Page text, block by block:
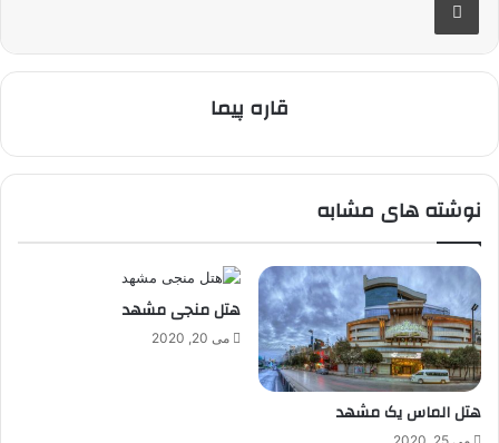
قاره پیما
نوشته های مشابه
هتل الماس یک مشهد
هتل منجی مشهد
می 20, 2020